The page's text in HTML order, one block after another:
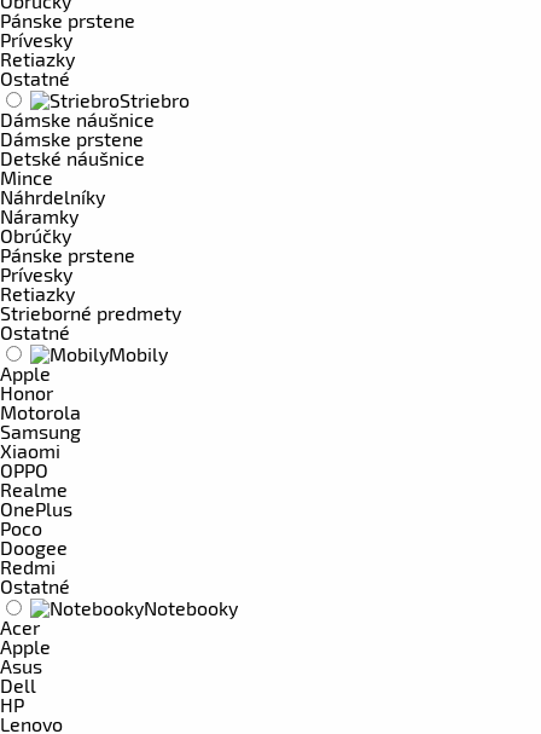
Pánske prstene
Prívesky
Retiazky
Ostatné
Striebro
Dámske náušnice
Dámske prstene
Detské náušnice
Mince
Náhrdelníky
Náramky
Obrúčky
Pánske prstene
Prívesky
Retiazky
Strieborné predmety
Ostatné
Mobily
Apple
Honor
Motorola
Samsung
Xiaomi
OPPO
Realme
OnePlus
Poco
Doogee
Redmi
Ostatné
Notebooky
Acer
Apple
Asus
Dell
HP
Lenovo